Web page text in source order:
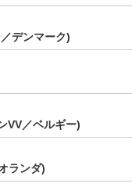
デンマーク)
VV／ベルギー)
ランダ)